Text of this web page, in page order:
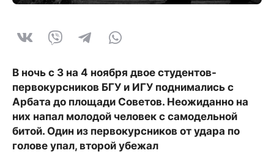
В ночь с 3 на 4 ноября двое студентов-
первокурсников БГУ и ИГУ поднимались с
Арбата до площади Советов. Неожиданно на
них напал молодой человек с самодельной
битой. Один из первокурсников от удара по
голове упал, второй убежал